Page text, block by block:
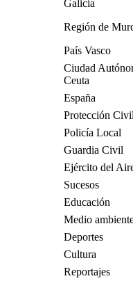
Galicia
Región de
País Vasco
Ciudad
Ceuta
España
Protección Civil
Policía Local
Guardia Civil
Ejército del
Sucesos
Educación
Medio
Deportes
Cultura
Reportajes